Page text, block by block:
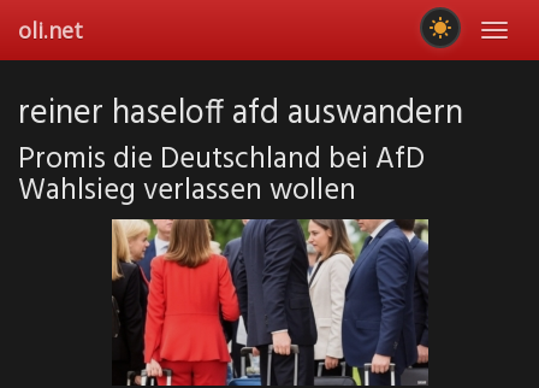
main
oli.net
reiner haseloff afd auswandern
Promis die Deutschland bei AfD
Wahlsieg verlassen wollen